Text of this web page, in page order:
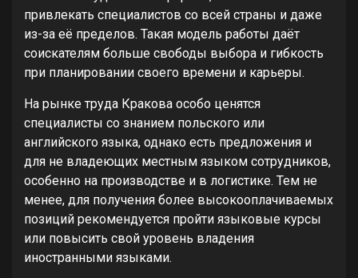
привлекать специалистов со всей страны и даже
из-за её пределов. Такая модель работы даёт
соискателям больше свободы выбора и гибкость
при планировании своего времени и карьеры.
На рынке труда Кракова особо ценятся
специалисты со знанием польского или
английского языка, однако есть предложения и
для не владеющих местным языком сотрудников,
особенно на производстве и в логистике. Тем не
менее, для получения более высокооплачиваемых
позиций рекомендуется пройти языковые курсы
или повысить свой уровень владения
иностранными языками.